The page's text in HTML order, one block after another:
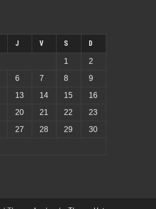
J V S D
1 2
6 7 8 9
13 14 15 16
20 21 22 23
27 28 29 30